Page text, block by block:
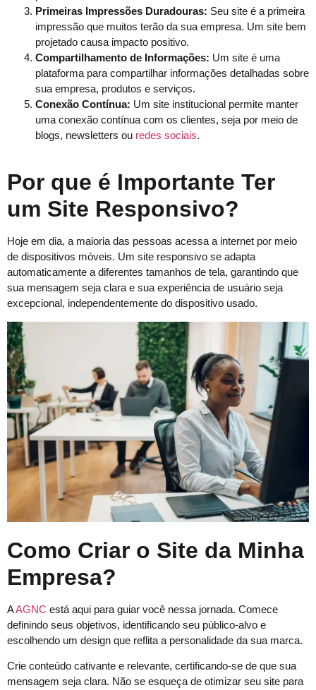
Primeiras Impressões Duradouras: Seu site é a primeira
impressão que muitos terão da sua empresa. Um site bem
projetado causa impacto positivo.
Compartilhamento de Informações: Um site é uma
plataforma para compartilhar informações detalhadas sobre
sua empresa, produtos e serviços.
Conexão Contínua: Um site institucional permite manter
uma conexão contínua com os clientes, seja por meio de
blogs, newsletters ou redes sociais.
Por que é Importante Ter
um Site Responsivo?
Hoje em dia, a maioria das pessoas acessa a internet por meio
de dispositivos móveis. Um site responsivo se adapta
automaticamente a diferentes tamanhos de tela, garantindo que
sua mensagem seja clara e sua experiência de usuário seja
excepcional, independentemente do dispositivo usado.
Como Criar o Site da Minha
Empresa?
AAGNC está aqui para guiar você nessa jornada. Comece
definindo seus objetivos, identificando seu público-alvo e
escolhendo um design que reflita a personalidade da sua marca.
Crie conteúdo cativante e relevante, certificando-se de que sua
mensagem seja clara. Não se esqueça de otimizar seu site para